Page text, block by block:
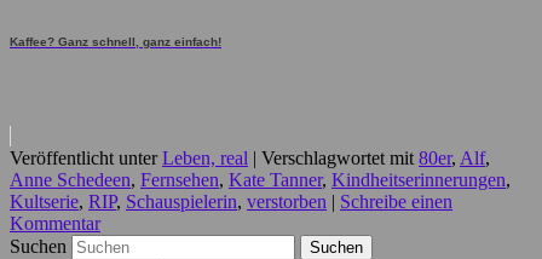
Kaffee? Ganz schnell, ganz einfach!
Veröffentlicht unter Leben, real | Verschlagwortet mit 80er, Alf,
Anne Schedeen, Fernsehen, Kate Tanner, Kindheitserinnerungen,
Kultserie, RIP, Schauspielerin, verstorben | Schreibe einen
Kommentar
Suchen